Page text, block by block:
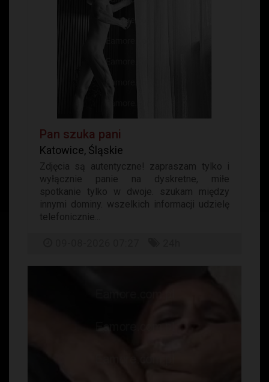
Pan szuka pani
Katowice, Śląskie
Zdjęcia są autentyczne! zapraszam tylko i
wyłącznie panie na dyskretne, miłe
spotkanie tylko w dwoje. szukam między
innymi dominy. wszelkich informacji udzielę
telefonicznie...